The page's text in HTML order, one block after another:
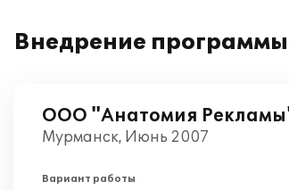
Внедрение
ООО "Анатомия
Мурманск, Июнь 2007
Вариант работы